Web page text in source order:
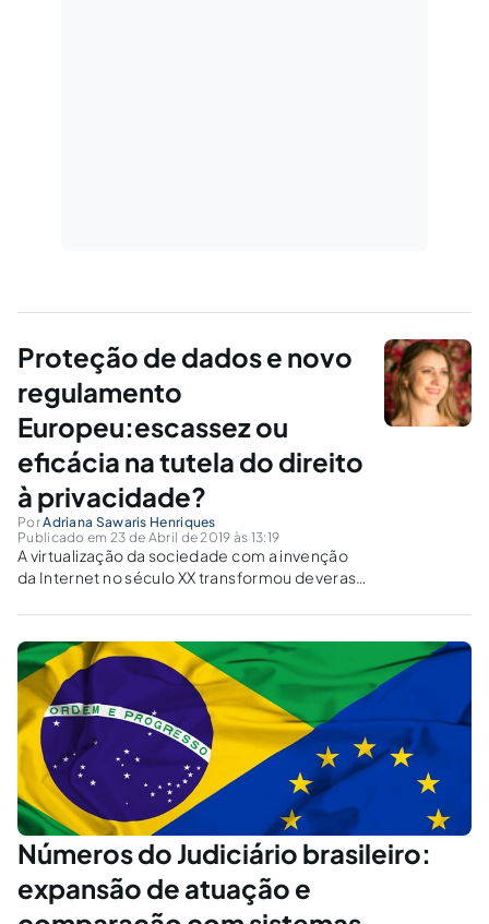
Proteção de dados e novo
regulamento
Europeu:escassez ou
eficácia na tutela do direito
à privacidade?
PorAdriana Sawaris Henriques
Publicado em 23 de Abril de 2019 às 13:19
A virtualização da sociedade com a invenção
da Internet no século XX transformou deveras
deram origem ao Regulamento Europeu nº.
2016/679, que foi a base para a Nova Lei de
Proteção de Dados brasileira.
Números do Judiciário brasileiro:
expansão de atuação e